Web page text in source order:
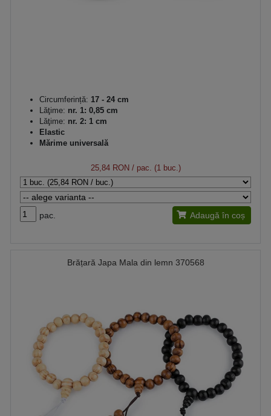
Circumferință: 17 - 24 cm
Lăţime: nr. 1: 0,85 cm
Lăţime: nr. 2: 1 cm
Elastic
Mărime universală
25,84 RON / pac. (1 buc.)
pac. Adaugă în coș
Brățară Japa Mala din lemn 370568